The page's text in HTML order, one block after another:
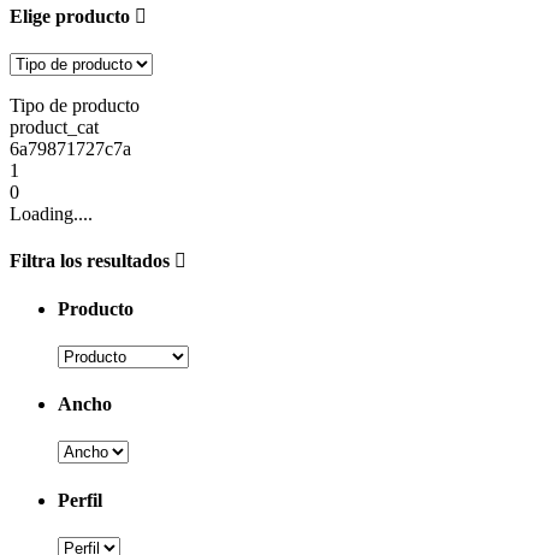
Elige producto
Tipo de producto
product_cat
6a79871727c7a
1
0
Loading....
Filtra los resultados
Producto
Ancho
Perfil